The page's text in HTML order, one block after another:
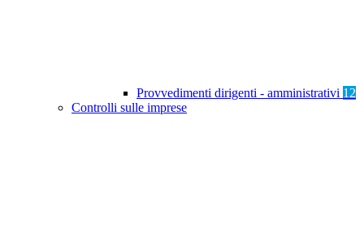
Provvedimenti dirigenti - amministrativi 12
Controlli sulle imprese